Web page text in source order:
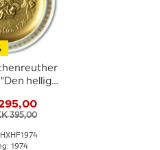
hellige
395,00
1974